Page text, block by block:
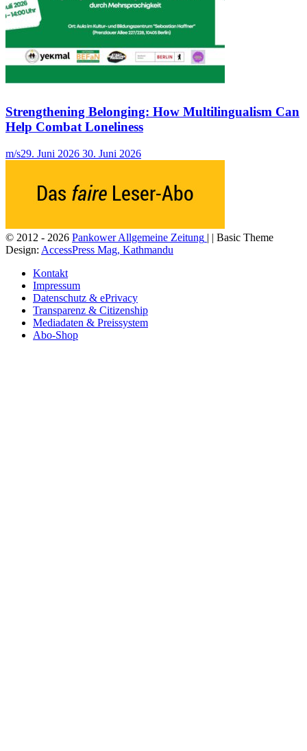
Strengthening Belonging: How Multilingualism Can
Help Combat Loneliness
m/s29. Juni 2026 30. Juni 2026
© 2012 - 2026 Pankower Allgemeine Zeitung | | Basic Theme
Design: AccessPress Mag, Kathmandu
Kontakt
Impressum
Datenschutz & ePrivacy
Transparenz & Citizenship
Mediadaten & Preissystem
Abo-Shop